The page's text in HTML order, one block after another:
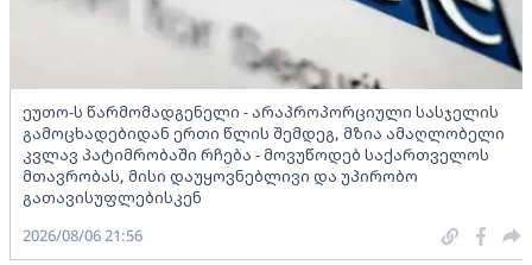
ეუთო-ს წარმომადგენელი - არაპროპორციული სასჯელის
გამოცხადებიდან ერთი წლის შემდეგ, მზია ამაღლობელი
კვლავ პატიმრობაში რჩება - მოვუწოდებ საქართველოს
მთავრობას, მისი დაუყოვნებლივი და უპირობო
გათავისუფლებისკენ
2026/08/06 21:56